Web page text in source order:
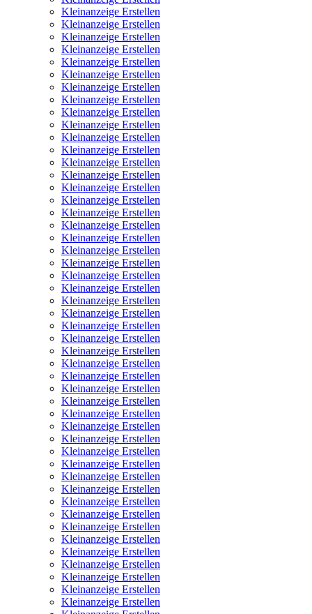
Kleinanzeige Erstellen
Kleinanzeige Erstellen
Kleinanzeige Erstellen
Kleinanzeige Erstellen
Kleinanzeige Erstellen
Kleinanzeige Erstellen
Kleinanzeige Erstellen
Kleinanzeige Erstellen
Kleinanzeige Erstellen
Kleinanzeige Erstellen
Kleinanzeige Erstellen
Kleinanzeige Erstellen
Kleinanzeige Erstellen
Kleinanzeige Erstellen
Kleinanzeige Erstellen
Kleinanzeige Erstellen
Kleinanzeige Erstellen
Kleinanzeige Erstellen
Kleinanzeige Erstellen
Kleinanzeige Erstellen
Kleinanzeige Erstellen
Kleinanzeige Erstellen
Kleinanzeige Erstellen
Kleinanzeige Erstellen
Kleinanzeige Erstellen
Kleinanzeige Erstellen
Kleinanzeige Erstellen
Kleinanzeige Erstellen
Kleinanzeige Erstellen
Kleinanzeige Erstellen
Kleinanzeige Erstellen
Kleinanzeige Erstellen
Kleinanzeige Erstellen
Kleinanzeige Erstellen
Kleinanzeige Erstellen
Kleinanzeige Erstellen
Kleinanzeige Erstellen
Kleinanzeige Erstellen
Kleinanzeige Erstellen
Kleinanzeige Erstellen
Kleinanzeige Erstellen
Kleinanzeige Erstellen
Kleinanzeige Erstellen
Kleinanzeige Erstellen
Kleinanzeige Erstellen
Kleinanzeige Erstellen
Kleinanzeige Erstellen
Kleinanzeige Erstellen